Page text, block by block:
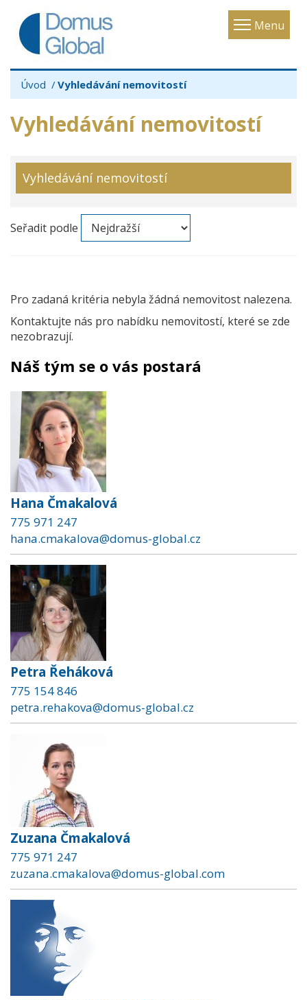
Menu
Toggle
Úvod Vyhledávání nemovitostí
Vyhledávání nemovitostí
Vyhledávání nemovitostí
Seřadit podle
Pro zadaná kritéria nebyla žádná nemovitost nalezena.
Kontaktujte nás pro nabídku nemovitostí, které se zde
nezobrazují.
Náš tým se o vás postará
Hana Čmakalová
775 971 247
hana.cmakalova@domus-global.cz
Petra Řeháková
775 154 846
petra.rehakova@domus-global.cz
Zuzana Čmakalová
775 971 247
zuzana.cmakalova@domus-global.com